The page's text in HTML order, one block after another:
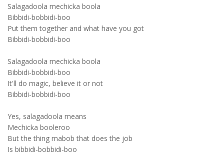
Salagadoola mechicka boola
Bibbidi-bobbidi-boo
Put them together and what have you got
Bibbidi-bobbidi-boo
Salagadoola mechicka boola
Bibbidi-bobbidi-boo
It'll do magic, believe it or not
Bibbidi-bobbidi-boo
Yes, salagadoola means
Mechicka booleroo
But the thing mabob that does the job
Is bibbidi-bobbidi-boo